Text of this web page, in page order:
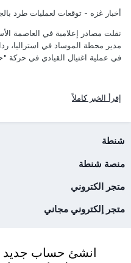
أخبار غزه - توقعات لعمليات طرد
نقلت مصادر إعلامية في العاصمة
مدير محطة الموساد في استراليا،
في عملية اغتيال القيادي في
إقرأ الخبر كاملاً
شنطة
منصة شنطة
متجر الكتروني
متجر إلكتروني مجاني
انشئ حساب جديد